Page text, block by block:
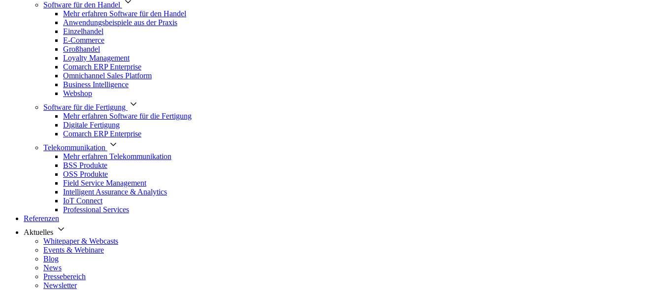
Software für den Handel
Mehr erfahren Software für den Handel
Anwendungsbeispiele aus der Praxis
Einzelhandel
E-Commerce
Großhandel
Loyalty Management
Comarch ERP Enterprise
Omnichannel Sales Platform
Business Intelligence
Webshop
Software für die Fertigung
Mehr erfahren Software für die Fertigung
Digitale Fertigung
Comarch ERP Enterprise
Telekommunikation
Mehr erfahren Telekommunikation
BSS Produkte
OSS Produkte
Field Service Management
Intelligent Assurance & Analytics
IoT Connect
Professional Services
Referenzen
Aktuelles
Whitepaper & Webcasts
Events & Webinare
Blog
News
Pressebereich
Newsletter